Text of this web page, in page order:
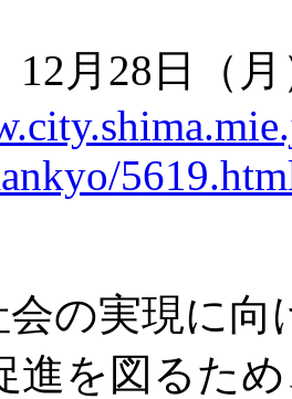
12月28日（
の実現に向
進を図るた